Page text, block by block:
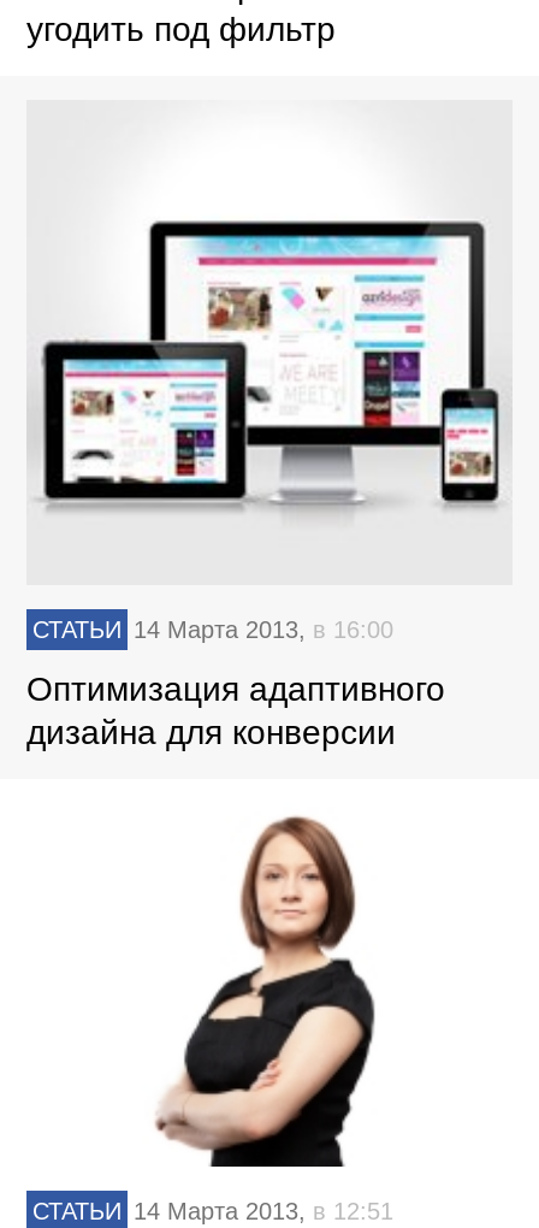
угодить под фильтр
СТАТЬИ 14 Марта 2013, в 16:00
Оптимизация адаптивного
дизайна для конверсии
СТАТЬИ 14 Марта 2013, в 12:51